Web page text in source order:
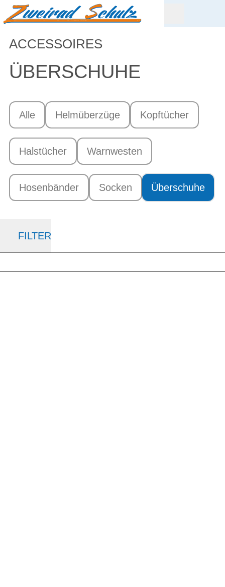
ACCESSOIRES
ÜBERSCHUHE
Alle Helmüberzüge Kopftücher
Halstücher Warnwesten
Hosenbänder Socken Überschuhe
FILTER